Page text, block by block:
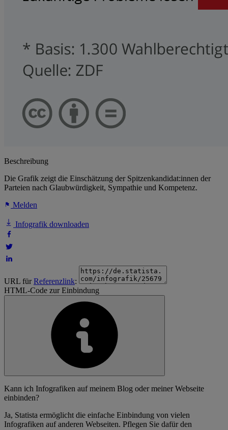
Beschreibung
Die Grafik zeigt die Einschätzung der Spitzenkandidat:innen der
Parteien nach Glaubwürdigkeit, Sympathie und Kompetenz.
Melden
Infografik downloaden
URL fürReferenzlink:
HTML-Code zur Einbindung
Kann ich Infografiken auf meinem Blog oder meiner Webseite
einbinden?
Ja, Statista ermöglicht die einfache Einbindung von vielen
Infografiken auf anderen Webseiten. Pflegen Sie dafür den